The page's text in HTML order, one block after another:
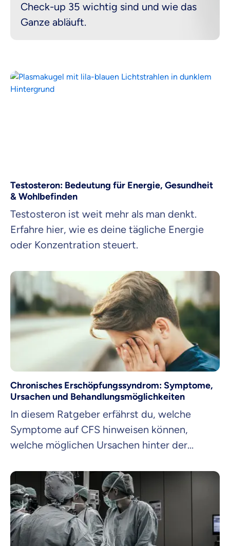
Check-up 35 wichtig sind und wie das
Ganze abläuft.
Testosteron: Bedeutung für Energie, Gesundheit
& Wohlbefinden
Testosteron ist weit mehr als man denkt.
Erfahre hier, wie es deine tägliche Energie
oder Konzentration steuert.
Chronisches Erschöpfungssyndrom: Symptome,
Ursachen und Behandlungsmöglichkeiten
In diesem Ratgeber erfährst du, welche
Symptome auf CFS hinweisen können,
welche möglichen Ursachen hinter der
Behandlungsansätze es gibt, um die
Lebensqualität trotz der Belastungen zu
verbessern.
Zahnzusatz
Versicherung
Krankenhaus
Versicherung